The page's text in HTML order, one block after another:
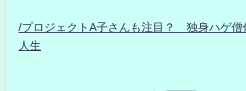
/プロジェクトA子さんも注目？ 独身ハゲ僧
人生